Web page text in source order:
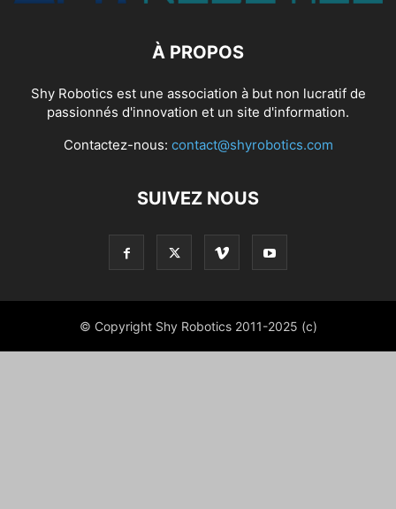
À PROPOS
Shy Robotics est une association à but non lucratif de
passionnés d'innovation et un site d'information.
Contactez-nous: contact@shyrobotics.com
SUIVEZ NOUS
© Copyright Shy Robotics 2011-2025 (c)